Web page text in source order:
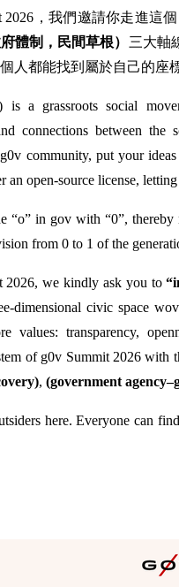
2026，我們邀請你走進這
體制，民間草根） 三大軸
人都能找到屬於自己的座
is a grassroots social
connections between
community, put your
an open-source license,
“o” in gov with “0”,
from 0 to 1 of the
2026, we kindly ask you to
dimensional civic space
values: transparency,
of g0v Summit 2026 with
, (government
here. Everyone can